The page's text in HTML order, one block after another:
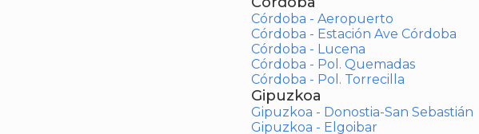
Córdoba - Aeropuerto
Córdoba - Estación Ave Córdoba
Córdoba - Lucena
Córdoba - Pol. Quemadas
Córdoba - Pol. Torrecilla
Gipuzkoa
Gipuzkoa - Donostia-San Sebastián
Gipuzkoa - Elgoibar